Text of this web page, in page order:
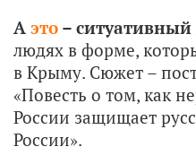
А это – ситуативный
людях в форме,
в Крыму. Сюжет –
«Повесть о том, как
России защищает
России».